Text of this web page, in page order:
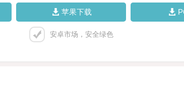
苹果下载
安卓市场，安全绿色